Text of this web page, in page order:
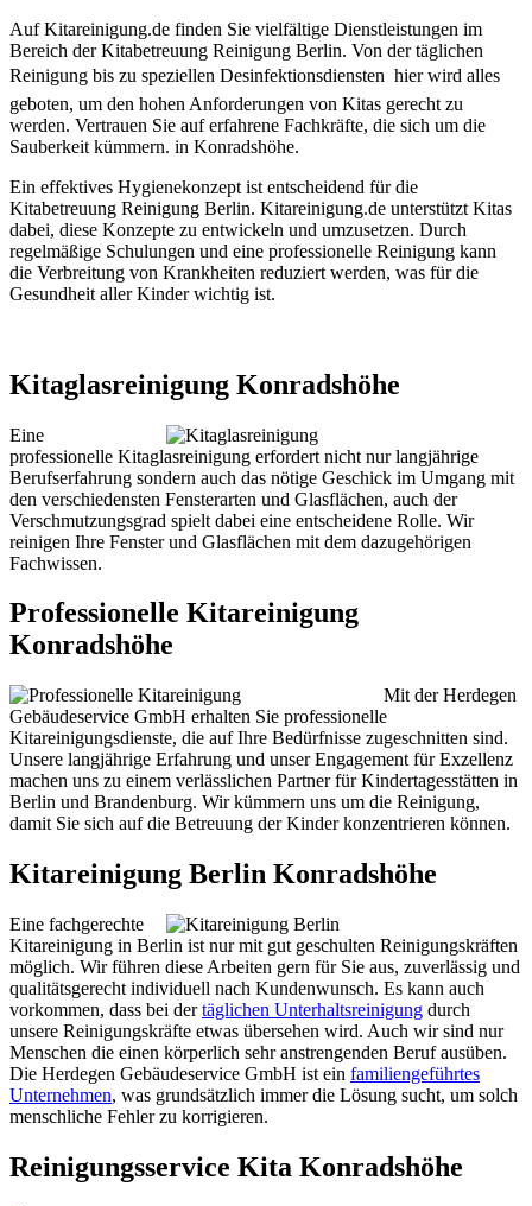
Auf Kitareinigung.de finden Sie vielfältige Dienstleistungen im
Bereich der Kitabetreuung Reinigung Berlin. Von der täglichen
Reinigung bis zu speziellen Desinfektionsdiensten  hier wird alles
geboten, um den hohen Anforderungen von Kitas gerecht zu
werden. Vertrauen Sie auf erfahrene Fachkräfte, die sich um die
Sauberkeit kümmern. in Konradshöhe.
Ein effektives Hygienekonzept ist entscheidend für die
Kitabetreuung Reinigung Berlin. Kitareinigung.de unterstützt Kitas
dabei, diese Konzepte zu entwickeln und umzusetzen. Durch
regelmäßige Schulungen und eine professionelle Reinigung kann
die Verbreitung von Krankheiten reduziert werden, was für die
Gesundheit aller Kinder wichtig ist.
Kitaglasreinigung Konradshöhe
Eine
professionelle Kitaglasreinigung erfordert nicht nur langjährige
Berufserfahrung sondern auch das nötige Geschick im Umgang mit
den verschiedensten Fensterarten und Glasflächen, auch der
Verschmutzungsgrad spielt dabei eine entscheidene Rolle. Wir
reinigen Ihre Fenster und Glasflächen mit dem dazugehörigen
Fachwissen.
Professionelle Kitareinigung
Konradshöhe
Mit der Herdegen
Gebäudeservice GmbH erhalten Sie professionelle
Kitareinigungsdienste, die auf Ihre Bedürfnisse zugeschnitten sind.
Unsere langjährige Erfahrung und unser Engagement für Exzellenz
machen uns zu einem verlässlichen Partner für Kindertagesstätten in
Berlin und Brandenburg. Wir kümmern uns um die Reinigung,
damit Sie sich auf die Betreuung der Kinder konzentrieren können.
Kitareinigung Berlin Konradshöhe
Eine fachgerechte
Kitareinigung in Berlin ist nur mit gut geschulten Reinigungskräften
möglich. Wir führen diese Arbeiten gern für Sie aus, zuverlässig und
qualitätsgerecht individuell nach Kundenwunsch. Es kann auch
vorkommen, dass bei dertäglichen Unterhaltsreinigung durch
unsere Reinigungskräfte etwas übersehen wird. Auch wir sind nur
Menschen die einen körperlich sehr anstrengenden Beruf ausüben.
Die Herdegen Gebäudeservice GmbH ist ein familiengeführtes
Unternehmen, was grundsätzlich immer die Lösung sucht, um solch
menschliche Fehler zu korrigieren.
Reinigungsservice Kita Konradshöhe